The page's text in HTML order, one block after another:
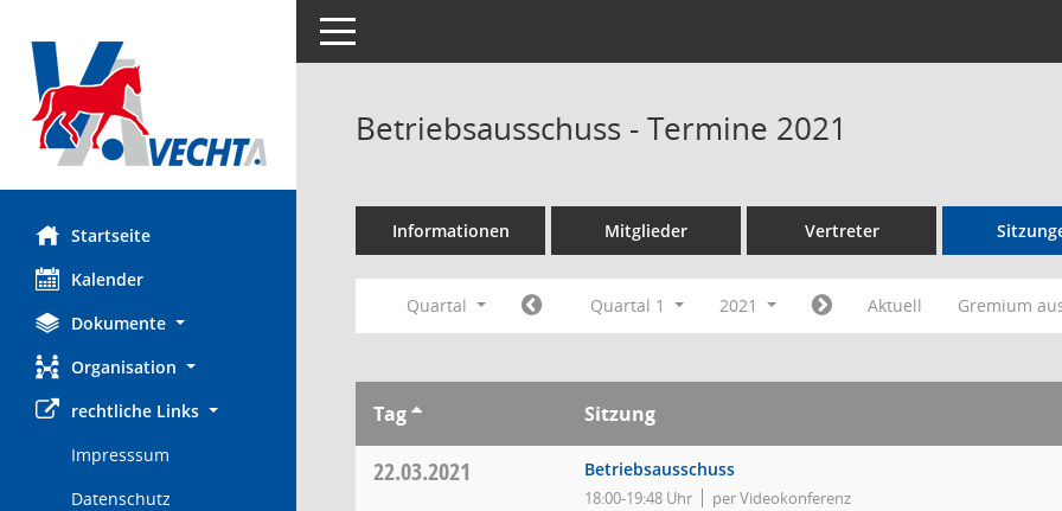
Startseite
Kalender
Dokumente
Organisation
rechtliche Links
Impresssum
Datenschutz
Toggle navigation
Betriebsausschuss - Termine 2021
Informationen Mitglieder Vertreter
Quartal Quartal 1 2021 Aktuell Gremium
Tag Sitzung
22.03.2021 Betriebsausschuss
18:00-19:48 Uhr per Videokonferenz